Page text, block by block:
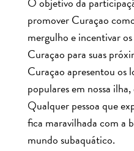
promover Curaçao
mergulho e incentivar
Curaçao para suas
Curaçao apresentou os
populares em nossa
Qualquer pessoa que
fica maravilhada com a
mundo subaquático.